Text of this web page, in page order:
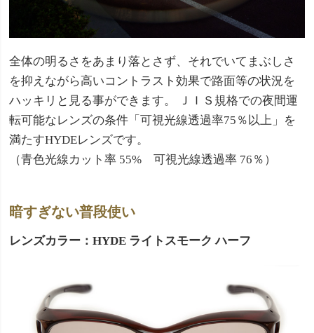
全体の明るさをあまり落とさず、それでいてまぶしさ
を抑えながら高いコントラスト効果で路面等の状況を
ハッキリと見る事ができます。 ＪＩＳ規格での夜間運
転可能なレンズの条件「可視光線透過率75％以上」を
満たすHYDEレンズです。
（青色光線カット率 55% 可視光線透過率 76％）
暗すぎない普段使い
レンズカラー：HYDE ライトスモーク ハーフ